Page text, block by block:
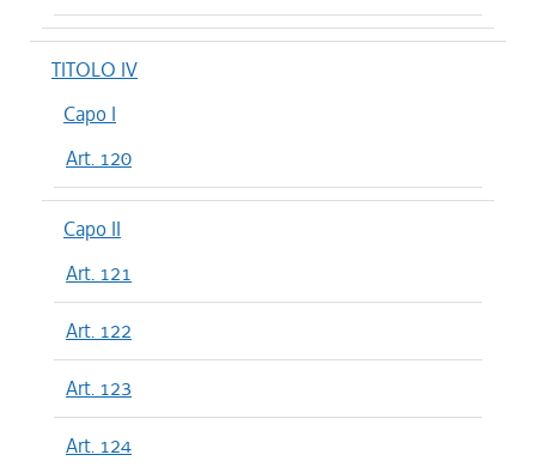
TITOLO IV
Capo I
Art. 120
Capo II
Art. 121
Art. 122
Art. 123
Art. 124